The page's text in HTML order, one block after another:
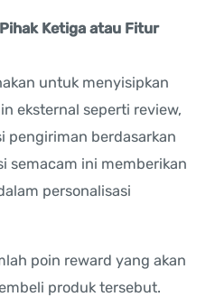
Ketiga atau Fitur
untuk menyisipkan
eksternal seperti review,
pengiriman berdasarkan
semacam ini memberikan
personalisasi
poin reward yang akan
produk tersebut.